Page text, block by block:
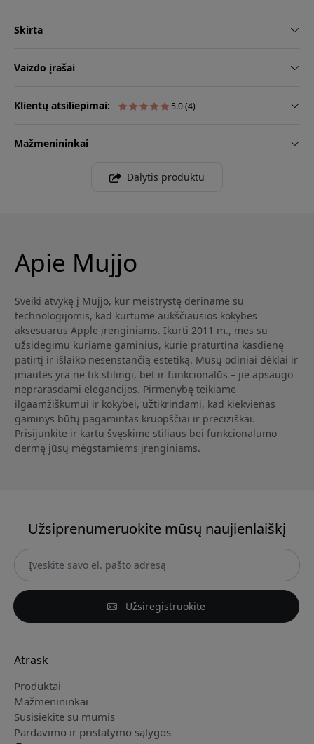
Skirta
Vaizdo įrašai
Klientų atsiliepimai: 5.0 (4)
Mažmenininkai
Dalytis produktu
Apie Mujjo
Sveiki atvykę į Mujjo, kur meistrystę deriname su
technologijomis, kad kurtume aukščiausios kokybės
aksesuarus Apple įrenginiams. Įkurti 2011 m., mes su
užsidegimu kuriame gaminius, kurie praturtina kasdienę
patirtį ir išlaiko nesenstančią estetiką. Mūsų odiniai dėklai ir
įmautės yra ne tik stilingi, bet ir funkcionalūs – jie apsaugo
neprarasdami elegancijos. Pirmenybę teikiame
ilgaamžiškumui ir kokybei, užtikrindami, kad kiekvienas
gaminys būtų pagamintas kruopščiai ir preciziškai.
Prisijunkite ir kartu švęskime stiliaus bei funkcionalumo
dermę jūsų mėgstamiems įrenginiams.
Užsiprenumeruokite mūsų naujienlaiškį
Užsiregistruokite
Atrask
Produktai
Mažmenininkai
Susisiekite su mumis
Pardavimo ir pristatymo sąlygos